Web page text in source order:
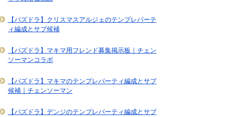
【パズドラ】クリスマスアルジェのテンプレパーテ
ィ編成とサブ候補
【パズドラ】マキマ用フレンド募集掲示板｜チェン
ソーマンコラボ
【パズドラ】マキマのテンプレパーティ編成とサブ
候補｜チェンソーマン
【パズドラ】デンジのテンプレパーティ編成とサブ